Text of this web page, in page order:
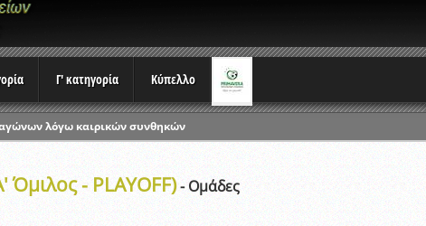
Γ' κατηγορία Κύπελλο
λόγω καιρικών συνθηκών
επαναληπτικών γραπτών εξετάσεων και αγωνιστικών δοκιμασιών
Όμιλος - PLAYOFF)- Ομάδες